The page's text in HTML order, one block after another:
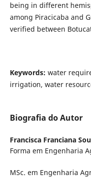
being in different
among Piracicaba and
verified between
Keywords: water
irrigation, water
Biografia do Autor
Francisca Franciana
Forma em Engenharia
MSc. em Engenharia